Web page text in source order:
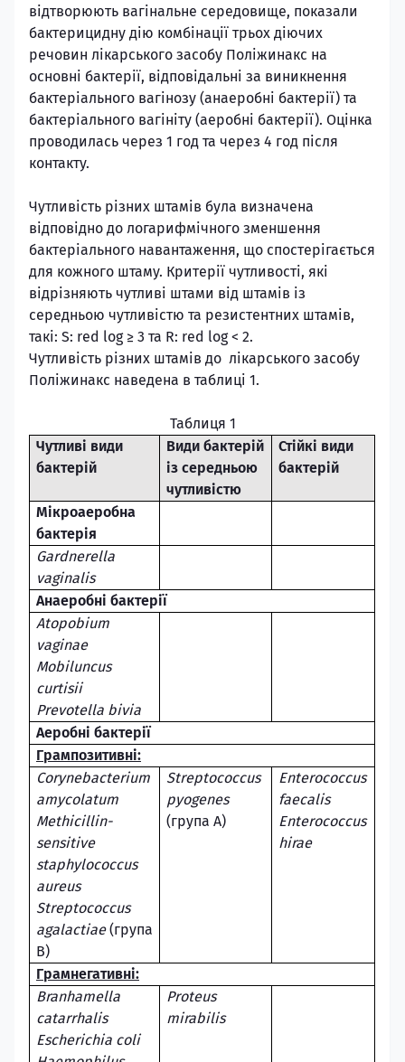
відтворюють вагінальне середовище, показали
бактерицидну дію комбінації трьох діючих
речовин лікарського засобу Поліжинакс на
основні бактерії, відповідальні за виникнення
бактеріального вагінозу (анаеробні бактерії) та
бактеріального вагініту (аеробні бактерії). Оцінка
проводилась через 1 год та через 4 год після
контакту.
Чутливість різних штамів була визначена
відповідно до логарифмічного зменшення
бактеріального навантаження, що спостерігається
для кожного штаму. Критерії чутливості, які
відрізняють чутливі штами від штамів із
середньою чутливістю та резистентних штамів,
такі: S: red log ≥ 3 та R: red log < 2.
Чутливість різних штамів до лікарського засобу
Поліжинакс наведена в таблиці 1.
Таблиця 1
Чутливі види
бактерій
Види бактерій
із середньою
чутливістю
Стійкі види
бактерій
Мікроаеробна
бактерія
Gardnerella
vaginalis
Анаеробні бактерії
Atopobium
vaginae
Mobiluncus
curtisii
Prevotella bivia
Аеробні бактерії
Грампозитивні:
Corynebacterium
amycolatum
Methicillin-
sensitive
staphylococcus
aureus
Streptococcus
agalactiae(група
B)
Streptococcus
pyogenes
(група A)
Enterococcus
faecalis
Enterococcus
hirae
Грамнегативні:
Branhamella
catarrhalis
Escherichia coli
Proteus
mirabilis